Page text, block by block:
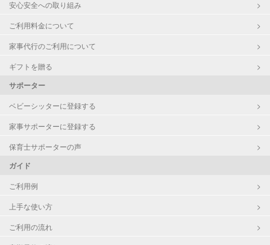
安心安全への取り組み
ご利用料金について
家事代行のご利用について
ギフトを贈る
サポーター
ベビーシッターに登録する
家事サポーターに登録する
保育士サポーターの声
ガイド
ご利用例
上手な使い方
ご利用の流れ